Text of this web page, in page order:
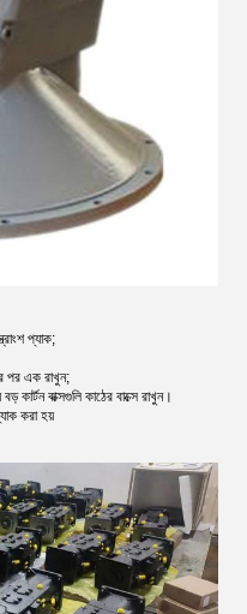
প্যাক;
পর এক রাখুন;
বাক্সগুলি কাঠের বাক্সে রাখুন।
করা হয়